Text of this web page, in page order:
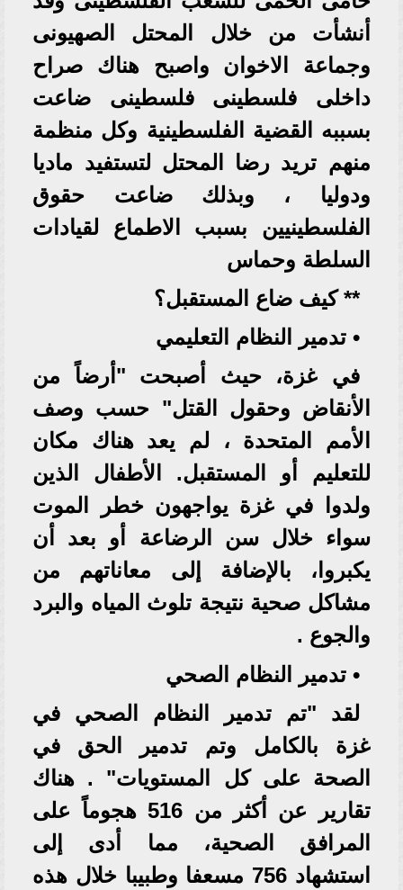
أنشأت من خلال المحتل الصهيونى
وجماعة الاخوان واصبح هناك صراح
داخلى فلسطينى فلسطينى ضاعت
بسببه القضية الفلسطينية وكل منظمة
منهم تريد رضا المحتل لتستفيد ماديا
ودوليا ، وبذلك ضاعت حقوق
الفلسطينيين بسبب الاطماع لقيادات
السلطة وحماس
** كيف ضاع المستقبل؟
• تدمير النظام التعليمي
في غزة، حيث أصبحت "أرضاً من
الأنقاض وحقول القتل" حسب وصف
الأمم المتحدة ، لم يعد هناك مكان
للتعليم أو المستقبل. الأطفال الذين
ولدوا في غزة يواجهون خطر الموت
سواء خلال سن الرضاعة أو بعد أن
يكبروا، بالإضافة إلى معاناتهم من
مشاكل صحية نتيجة تلوث المياه والبرد
والجوع .
• تدمير النظام الصحي
لقد "تم تدمير النظام الصحي في
غزة بالكامل وتم تدمير الحق في
الصحة على كل المستويات" . هناك
تقارير عن أكثر من 516 هجوماً على
المرافق الصحية، مما أدى إلى
استشهاد 756 مسعفا وطبيبا خلال هذه